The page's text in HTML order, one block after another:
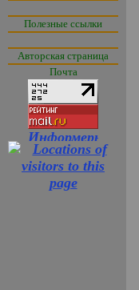
Полезные ссылки
Авторская страница
Почта